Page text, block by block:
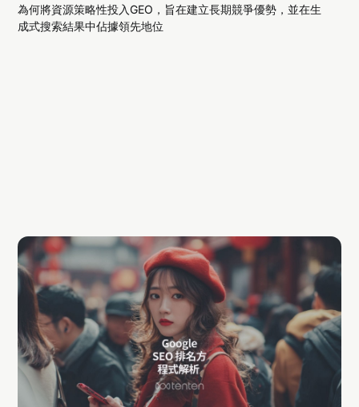
為何將資源策略性投入GEO，旨在建立長期競爭優勢，並在生
成式搜索結果中佔據領先地位